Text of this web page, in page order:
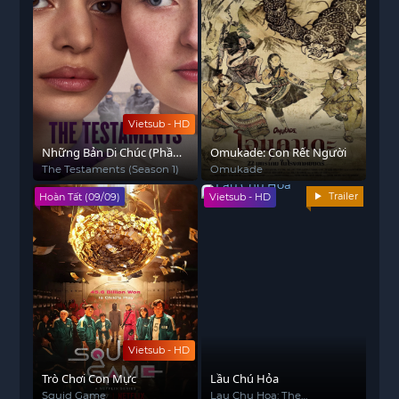
Vietsub - HD
Những Bản Di Chúc (Phần
1)
The Testaments (Season 1)
Omukade: Con Rết Người
Omukade
Vietsub - HD
Hoàn Tất (09/09)
Trò Chơi Con Mực
Squid Game
Vietsub - HD Trailer
Lầu Chú Hỏa
Lau Chu Hoa: The